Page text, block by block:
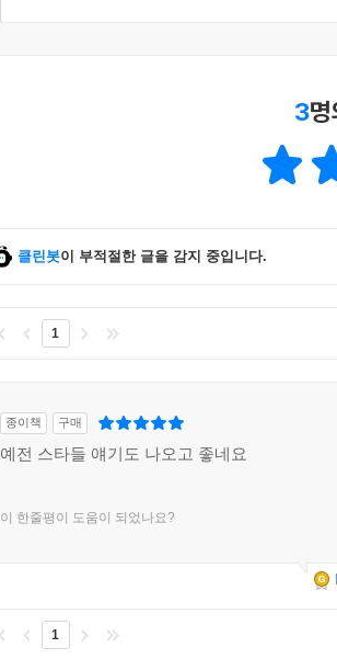
3
클린봇이 부적절한 글을 감지 중입니다.
1
종이책 구매
예전 스타들 얘기도 나오고 좋네요
이 한줄평이 도움이 되었나요?
1